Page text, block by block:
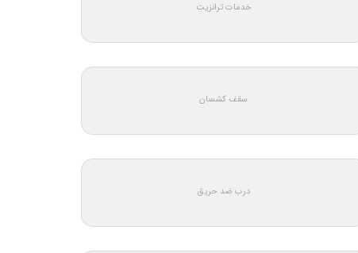
خدمات ترانزیت
سقف کشسان
درب ضد حریق